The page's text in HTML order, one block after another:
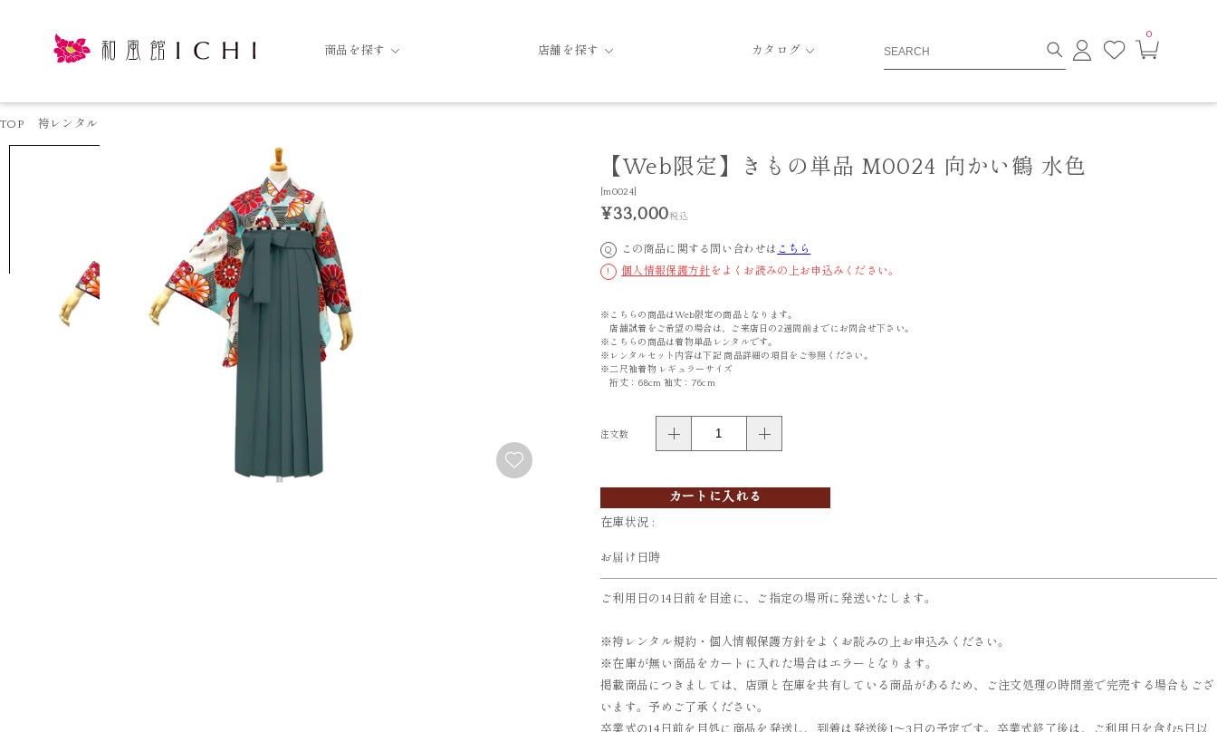
商品を探す
HAKAMA
RENTAL
FURISODE
振袖
YUKATA
店舗を探す カタログ
ロ
グ
お
0
TOP 袴レンタル
【Web限定】きもの単品 M0024 向かい鶴 水色
[m0024]
¥33,000税込
Q この商品に関する問い合わせは こちら
! 個人情報保護方針をよくお読みの上お申込みください。
※こちらの商品はWeb限定の商品となります。
店舗試着をご希望の場合は、ご来店日の2週間前までにお問合せ下さい。
※こちらの商品は着物単品レンタルです。
※レンタルセット内容は下記 商品詳細の項目をご参照ください。
※二尺袖着物 レギュラーサイズ
裄丈：68cm 袖丈：76cm
注文数
カートに入れる
在庫状況 :
お届け日時
ご利用日の14日前を目途に、ご指定の場所に発送いたします。
※袴レンタル規約・個人情報保護方針をよくお読みの上お申込みください。
※在庫が無い商品をカートに入れた場合はエラーとなります。
掲載商品につきましては、店頭と在庫を共有している商品があるため、ご注文処理の時間差で完売する場合もござ
います。予めご了承ください。
卒業式の14日前を目処に商品を発送し、到着は発送後1～3日の予定です。卒業式終了後は、ご利用日を含む5日以